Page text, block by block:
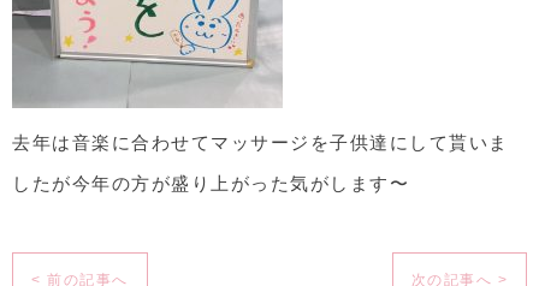
去年は音楽に合わせてマッサージを子供達にして貰いま
したが今年の方が盛り上がった気がします〜
< 前の記事へ 次の記事へ >